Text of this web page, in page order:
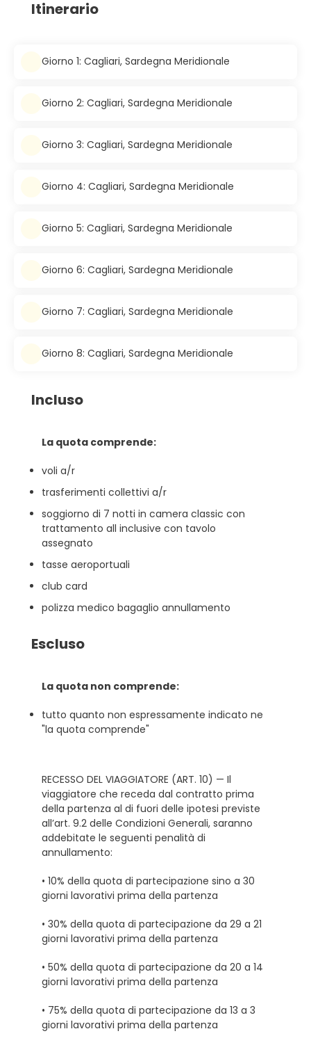
Itinerario
Giorno 1: Cagliari, Sardegna Meridionale
Giorno 2: Cagliari, Sardegna Meridionale
Giorno 3: Cagliari, Sardegna Meridionale
Giorno 4: Cagliari, Sardegna Meridionale
Giorno 5: Cagliari, Sardegna Meridionale
Giorno 6: Cagliari, Sardegna Meridionale
Giorno 7: Cagliari, Sardegna Meridionale
Giorno 8: Cagliari, Sardegna Meridionale
Incluso
La quota comprende:
voli a/r
trasferimenti collettivi a/r
soggiorno di 7 notti in camera classic con
trattamento all inclusive con tavolo
assegnato
tasse aeroportuali
club card
polizza medico bagaglio annullamento
Escluso
La quota non comprende:
tutto quanto non espressamente indicato ne
"la quota comprende"
RECESSO DEL VIAGGIATORE (ART. 10) — Il
viaggiatore che receda dal contratto prima
della partenza al di fuori delle ipotesi previste
all’art. 9.2 delle Condizioni Generali, saranno
addebitate le seguenti penalità di
annullamento:
• 10% della quota di partecipazione sino a 30
giorni lavorativi prima della partenza
• 30% della quota di partecipazione da 29 a 21
giorni lavorativi prima della partenza
• 50% della quota di partecipazione da 20 a 14
giorni lavorativi prima della partenza
• 75% della quota di partecipazione da 13 a 3
giorni lavorativi prima della partenza